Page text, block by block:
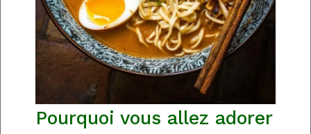
Pourquoi vous allez adorer